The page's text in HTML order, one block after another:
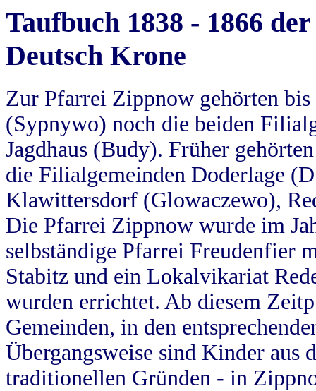
Taufbuch 1838 - 1866
Deutsch Krone
Zur Pfarrei Zippnow gehörten
(Sypnywo) noch die beiden
Jagdhaus (Budy). Früher
die Filialgemeinden Doderlage
Klawittersdorf (Glowaczewo),
Die Pfarrei Zippnow wurde im
selbständige Pfarrei Freudenfier
Stabitz und ein Lokalvikariat
wurden errichtet. Ab diesem
Gemeinden, in den
Übergangsweise sind Kinder aus
traditionellen Gründen - in